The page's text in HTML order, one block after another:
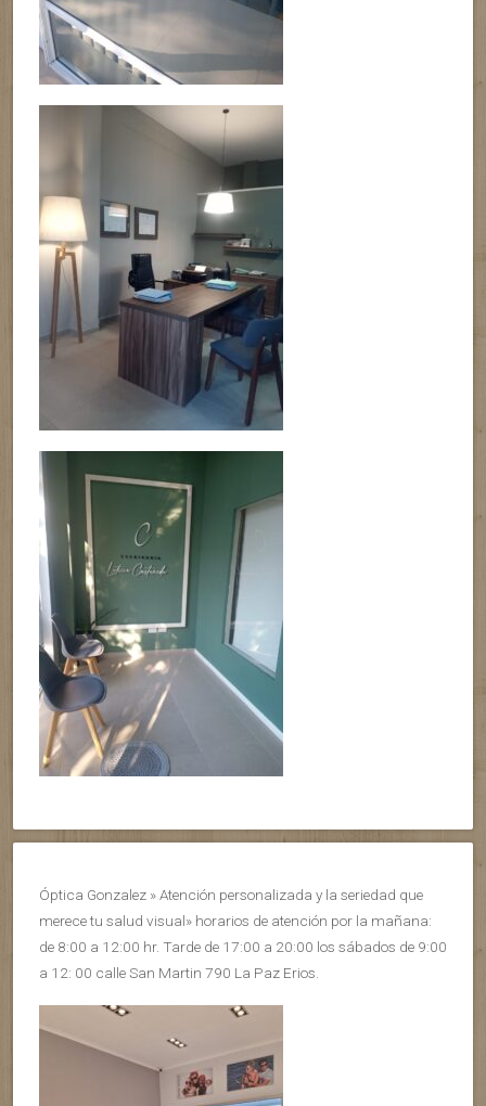
Óptica Gonzalez » Atención personalizada y la seriedad que
merece tu salud visual» horarios de atención por la mañana:
de 8:00 a 12:00 hr. Tarde de 17:00 a 20:00 los sábados de 9:00
a 12: 00 calle San Martin 790 La Paz Erios.